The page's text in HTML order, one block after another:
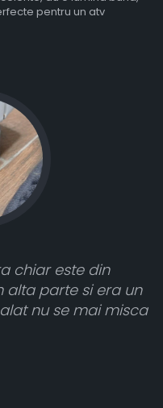
pentru un atv
chiar este din
alta parte si era un
nu se mai misca